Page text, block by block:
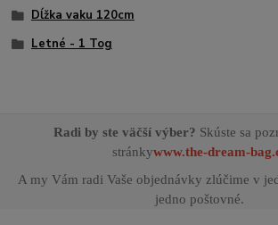
Dĺžka vaku 120cm
Letné - 1 Tog
Radi by ste väčší výber? Skúste sa
stránkywww.the-dream-
A my Vám radi Vaše objednávky zlúčime v
jedno poštovné.